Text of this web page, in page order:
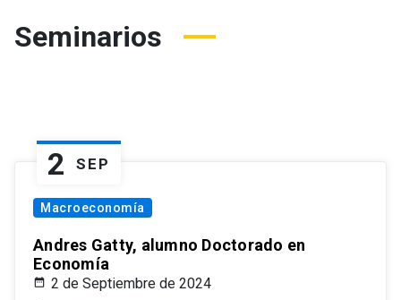
Seminarios
2 SEP
Macroeconomía
Andres Gatty, alumno Doctorado en
Economía
2 de Septiembre de 2024